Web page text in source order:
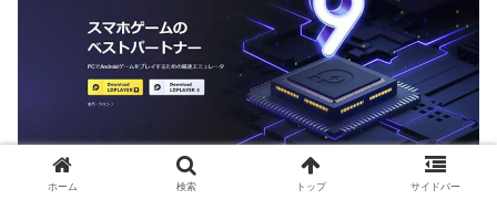
ホーム 検索 トップ サイドバー